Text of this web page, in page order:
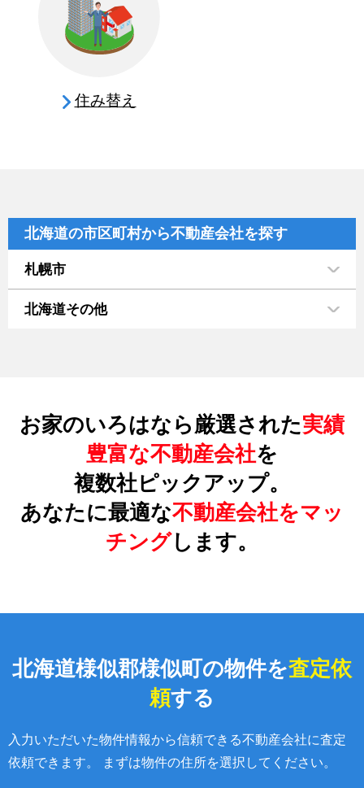
住み替え
北海道の市区町村から不動産会社を探す
札幌市
北海道その他
お家のいろはなら厳選された実績
豊富な不動産会社を
複数社ピックアップ。
あなたに最適な不動産会社をマッ
チングします。
北海道様似郡様似町の物件を査定依
頼する
入力いただいた物件情報から信頼できる不動産会社に査定
依頼できます。 まずは物件の住所を選択してください。